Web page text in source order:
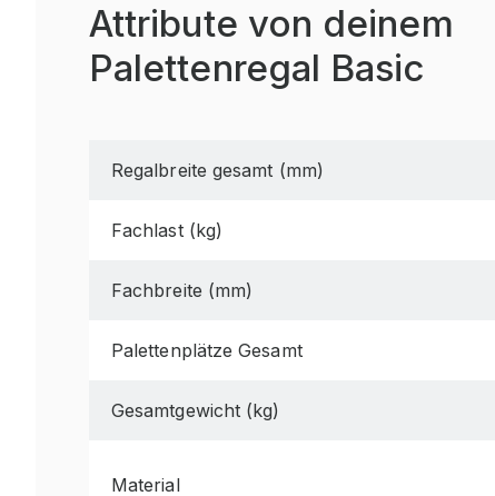
Attribute von deinem
Palettenregal Basic
Regalbreite gesamt (mm)
Fachlast (kg)
Fachbreite (mm)
Palettenplätze Gesamt
Gesamtgewicht (kg)
Material